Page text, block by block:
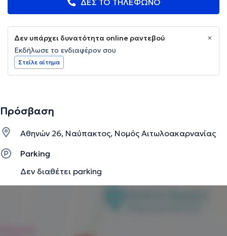
ΔΕΣ ΤΟ ΤΗΛΕΦΩΝΟ
Δεν υπάρχει δυνατότητα online ραντεβού
Εκδήλωσε το ενδιαφέρον σου
Στείλε αίτημα
Πρόσβαση
Αθηνών 26, Ναύπακτος, Νομός Αιτωλοακαρνανίας
Parking
Δεν διαθέτει parking